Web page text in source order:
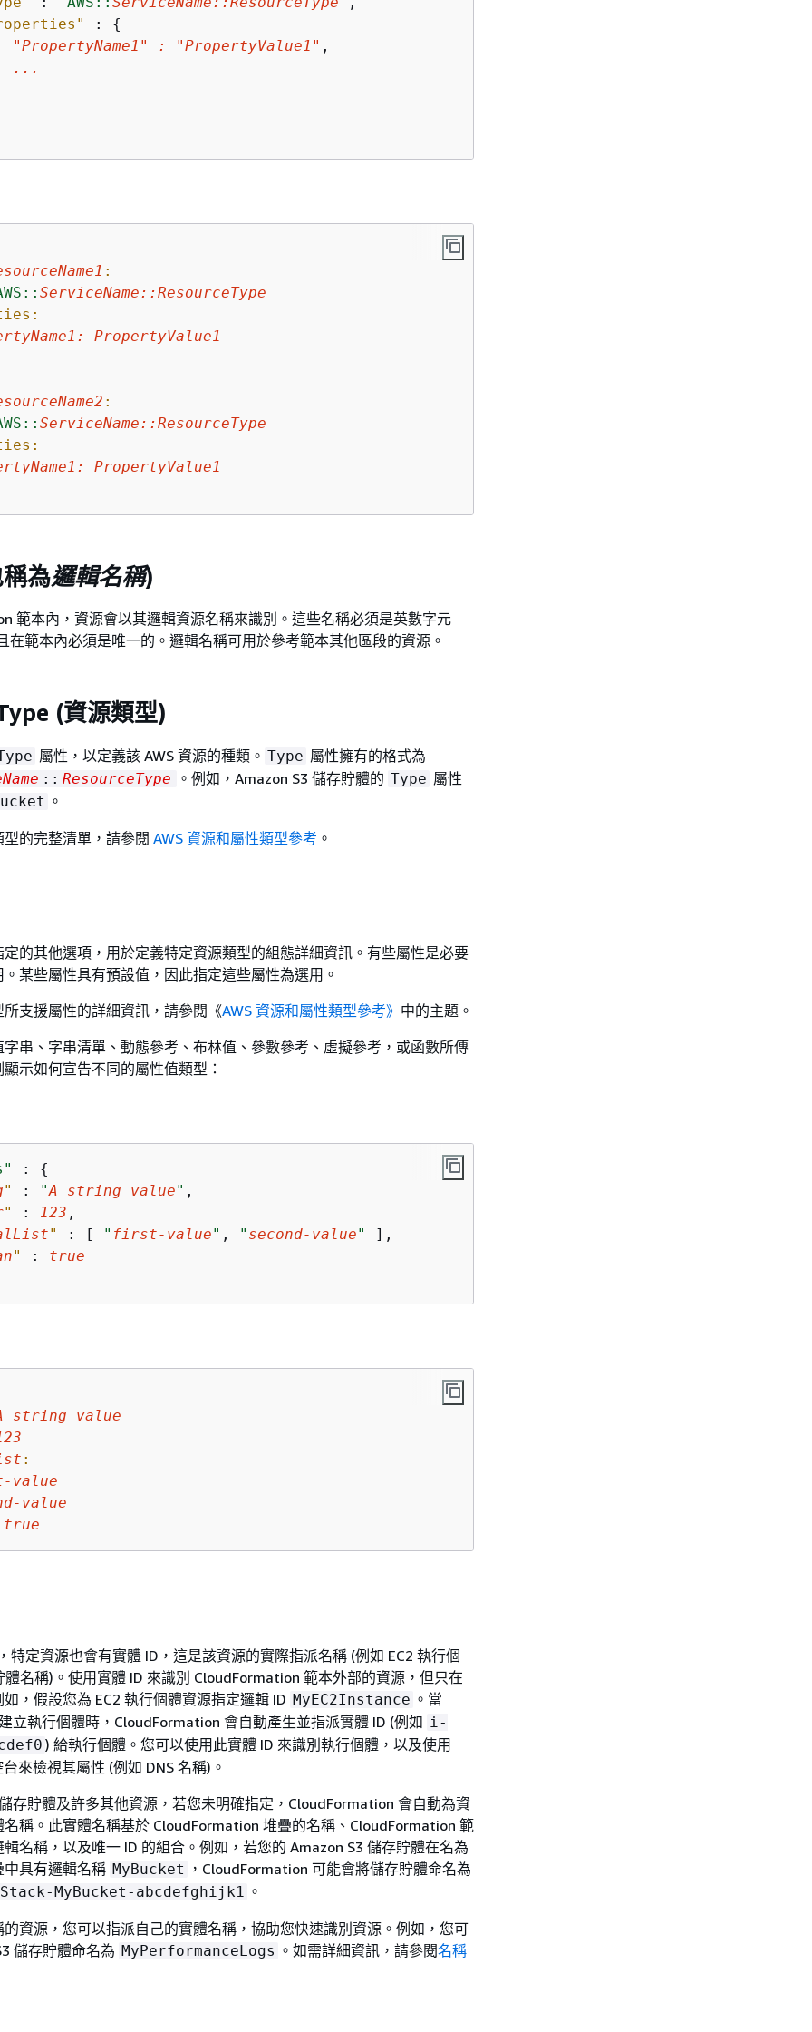
: {
"PropertyName1"
: "PropertyValue1" ,
...
:
ServiceName::ResourceType
PropertyValue1
:
ServiceName::ResourceType
PropertyValue1
為邏輯名稱)
範本內，資源會以其邏輯資源名稱來識別。這些名稱必須是英數字元
在範本內必須是唯一的。邏輯名稱可用於參考範本其他區段的資源。
(資源類型)
屬性，以定義該 AWS 資源的種類。 Type 屬性擁有的格式為
:: ResourceType 。例如，Amazon S3 儲存貯體的 Type 屬性
。
的完整清單，請參閱 AWS 資源和屬性類型參考 。
的其他選項，用於定義特定資源類型的組態詳細資訊。有些屬性是必要
某些屬性具有預設值，因此指定這些屬性為選用。
支援屬性的詳細資訊，請參閱《AWS 資源和屬性類型參考》 中的主題。
串、字串清單、動態參考、布林值、參數參考、虛擬參考，或函數所傳
示如何宣告不同的屬性值類型：
: {
" : "A string value" ,
" : 123 ,
" : [ " first-value" , " second-value"
],
" : true
string
value
:
value
true
特定資源也會有實體 ID，這是該資源的實際指派名稱 (例如 EC2 執行個
體名稱)。使用實體 ID 來識別 CloudFormation 範本外部的資源，但只在
，假設您為 EC2 執行個體資源指定邏輯 ID MyEC2Instance 。當
立執行個體時，CloudFormation 會自動產生並指派實體 ID (例如 i-
) 給執行個體。您可以使用此實體 ID 來識別執行個體，以及使用
來檢視其屬性 (例如 DNS 名稱)。
存貯體及許多其他資源，若您未明確指定，CloudFormation 會自動為資
稱。此實體名稱基於 CloudFormation 堆疊的名稱、CloudFormation 範
名稱，以及唯一 ID 的組合。例如，若您的 Amazon S3 儲存貯體在名為
具有邏輯名稱 MyBucket ，CloudFormation 可能會將儲存貯體命名為
MyBucket-abcdefghijk1 。
資源，您可以指派自己的實體名稱，協助您快速識別資源。例如，您可
儲存貯體命名為 MyPerformanceLogs 。如需詳細資訊，請參閱名稱